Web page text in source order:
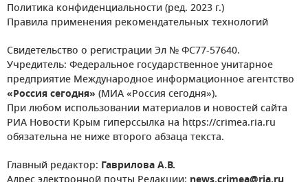
Политика конфиденциальности (ред. 2023 г.)
Правила применения рекомендательных технологий
Свидетельство о регистрации Эл № ФС77-57640.
Учредитель: Федеральное государственное унитарное
предприятие Международное информационное агентство
«Россия сегодня» (МИА «Россия сегодня»).
При любом использовании материалов и новостей сайта
РИА Новости Крым гиперссылка на https://crimea.ria.ru
обязательна не ниже второго абзаца текста.
Главный редактор: Гаврилова А.В.